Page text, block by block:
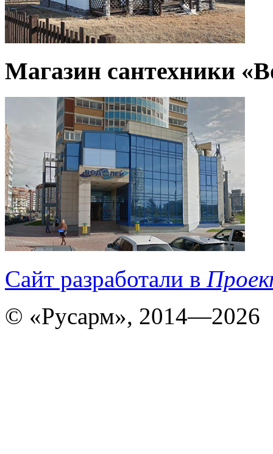
Магазин сантехники
Сайт разработали в
© «Русарм», 2014—2026